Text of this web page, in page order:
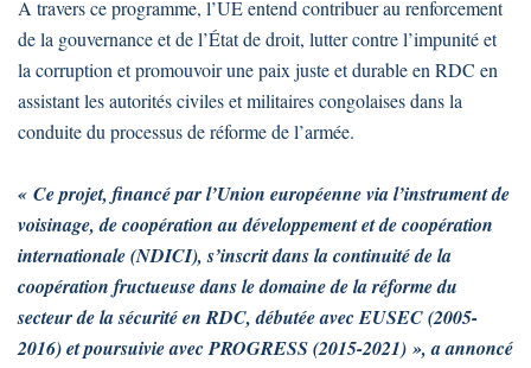
A travers ce programme, l’UE entend contribuer au renforcement
de la gouvernance et de l’État de droit, lutter contre l’impunité et
la corruption et promouvoir une paix juste et durable en RDC en
assistant les autorités civiles et militaires congolaises dans la
conduite du processus de réforme de l’armée.
« Ce projet, financé par l’Union européenne via l’instrument de
voisinage, de coopération au développement et de coopération
internationale (NDICI), s’inscrit dans la continuité de la
coopération fructueuse dans le domaine de la réforme du
secteur de la sécurité en RDC, débutée avec EUSEC (2005-
2016) et poursuivie avec PROGRESS (2015-2021) », a annoncé